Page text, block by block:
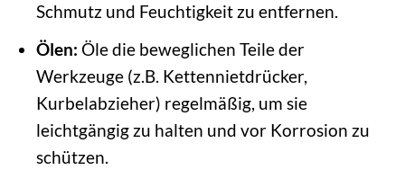
Schmutz und Feuchtigkeit zu entfernen.
Ölen: Öle die beweglichen Teile der
Werkzeuge (z.B. Kettennietdrücker,
Kurbelabzieher) regelmäßig, um sie
leichtgängig zu halten und vor Korrosion zu
schützen.